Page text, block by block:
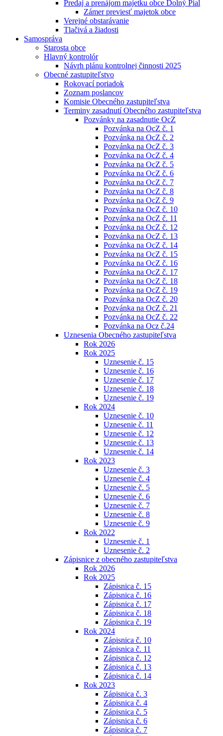
Predaj a prenájom majetku obce Dolný Pial
Zámer previesť majetok obce
Verejné obstarávanie
Tlačivá a žiadosti
Samospráva
Starosta obce
Hlavný kontrolór
Návrh plánu kontrolnej činnosti 2025
Obecné zastupiteľstvo
Rokovací poriadok
Zoznam poslancov
Komisie Obecného zastupiteľstva
Terminy zasadnutí Obecného zastupiteľstva
Pozvánky na zasadnutie OcZ
Pozvánka na OcZ č. 1
Pozvánka na OcZ č. 2
Pozvánka na OcZ č. 3
Pozvánka na OcZ č. 4
Pozvánka na OcZ č. 5
Pozvánka na OcZ č. 6
Pozvánka na OcZ č. 7
Pozvánka na OcZ č. 8
Pozvánka na OcZ č. 9
Pozvánka na OcZ č. 10
Pozvánka na OcZ č. 11
Pozvánka na OcZ č. 12
Pozvánka na OcZ č. 13
Pozvánka na OcZ č. 14
Pozvánka na OcZ č. 15
Pozvánka na OcZ č. 16
Pozvánka na OcZ č. 17
Pozvánka na OcZ č. 18
Pozvánka na OcZ č. 19
Pozvánka na OcZ č. 20
Pozvánka na OcZ č. 21
Pozvánka na OcZ č. 22
Pozvánka na Ocz č.24
Uznesenia Obecného zastupiteľstva
Rok 2026
Rok 2025
Uznesenie č. 15
Uznesenie č. 16
Uznesenie č. 17
Uznesenie č. 18
Uznesenie č. 19
Rok 2024
Uznesenie č. 10
Uznesenie č. 11
Uznesenie č. 12
Uznesenie č. 13
Uznesenie č. 14
Rok 2023
Uznesenie č. 3
Uznesenie č. 4
Uznesenie č. 5
Uznesenie č. 6
Uznesenie č. 7
Uznesenie č. 8
Uznesenie č. 9
Rok 2022
Uznesenie č. 1
Uznesenie č. 2
Zápisnice z obecného zastupiteľstva
Rok 2026
Rok 2025
Zápisnica č. 15
Zápisnica č. 16
Zápisnica č. 17
Zápisnica č. 18
Zápisnica č. 19
Rok 2024
Zápisnica č. 10
Zápisnica č. 11
Zápisnica č. 12
Zápisnica č. 13
Zápisnica č. 14
Rok 2023
Zápisnica č. 3
Zápisnica č. 4
Zápisnica č. 5
Zápisnica č. 6
Zápisnica č. 7